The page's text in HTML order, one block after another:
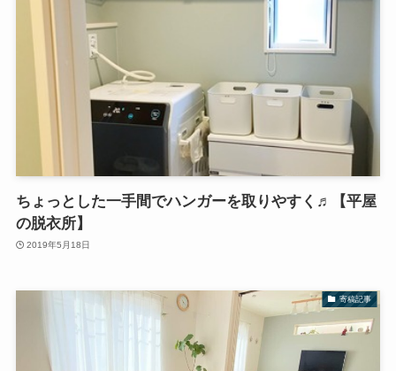
ちょっとした一手間でハンガーを取りやすく♬【平屋
の脱衣所】
2019年5月18日
寄稿記事